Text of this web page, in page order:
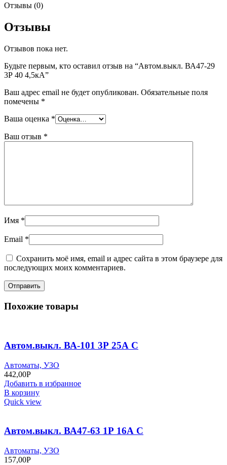
Отзывы (0)
Отзывы
Отзывов пока нет.
Будьте первым, кто оставил отзыв на “Автом.выкл. ВА47-29
3Р 40 4,5кА”
Ваш адрес email не будет опубликован. Обязательные поля
помечены *
Ваша оценка *
Ваш отзыв *
Имя *
Email *
Сохранить моё имя, email и адрес сайта в этом браузере для
последующих моих комментариев.
Похожие товары
Автом.выкл. ВА-101 3Р 25А С
Автоматы, УЗО
442,00Р
Добавить в избранное
В корзину
Quick view
Автом.выкл. ВА47-63 1Р 16А С
Автоматы, УЗО
157,00Р